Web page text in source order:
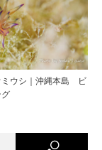
ミウシ｜沖縄本島 ビ
グ